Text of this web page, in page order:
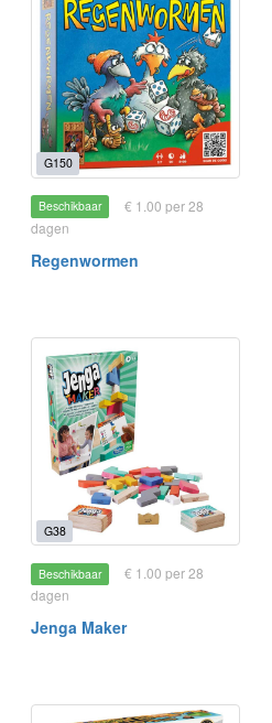
G150
Beschikbaar
€ 1.00 per 28
dagen
Regenwormen
G38
Beschikbaar
€ 1.00 per 28
dagen
Jenga Maker